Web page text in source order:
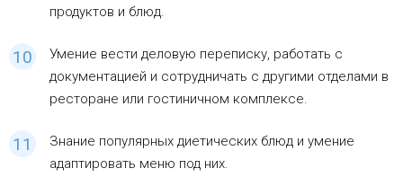
продуктов и блюд.
Умение вести деловую переписку, работать с
документацией и сотрудничать с другими отделами в
ресторане или гостиничном комплексе.
Знание популярных диетических блюд и умение
адаптировать меню под них.